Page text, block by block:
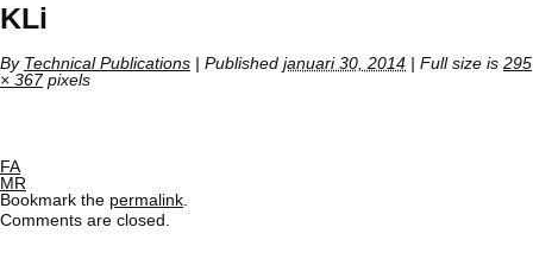
KLi
By Technical Publications | Published januari 30, 2014 | Full size is 295
× 367pixels
FA
MR
Bookmark the permalink
Comments are closed.